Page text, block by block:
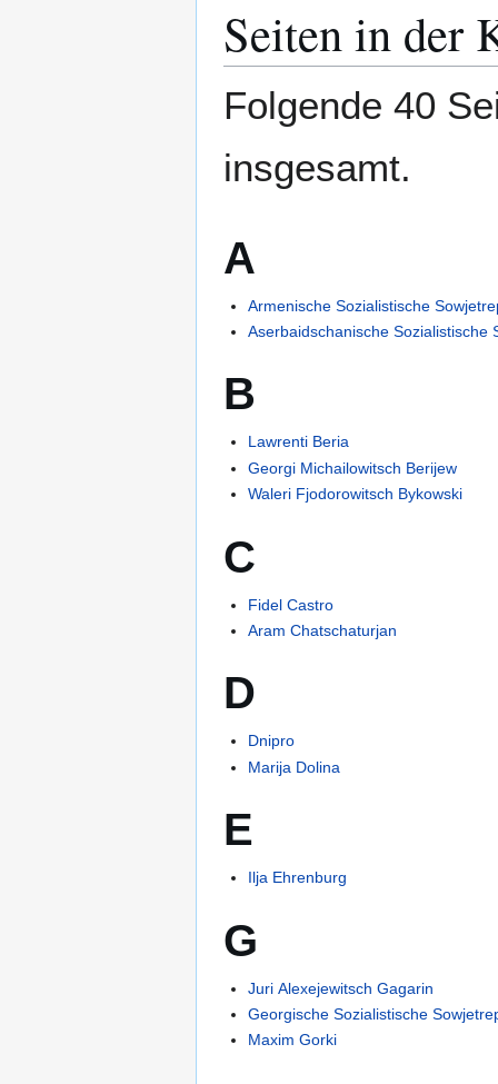
Seiten in der
Folgende 40
insgesamt.
A
Armenische Sozialistische
Aserbaidschanische Sozialistische
B
Lawrenti Beria
Georgi Michailowitsch Berijew
Waleri Fjodorowitsch Bykowski
C
Fidel Castro
Aram Chatschaturjan
D
Dnipro
Marija Dolina
E
Ilja Ehrenburg
G
Juri Alexejewitsch Gagarin
Georgische Sozialistische
Maxim Gorki